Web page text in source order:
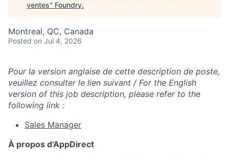
ventes" Foundry.
Montreal, QC, Canada
Posted on Jul 4, 2026
Pour la version anglaise de cette description de poste,
veuillez consulter le lien suivant / For the English
version of this job description, please refer to the
following link :
Sales Manager
À propos d’AppDirect